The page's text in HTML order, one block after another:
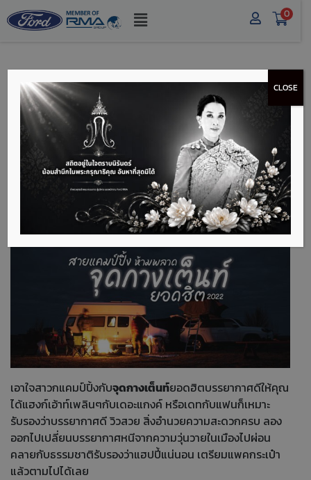
0
6 จุดกางเต็นท์ยอดฮิตที่
สายแคมป์ปิ้งห้ามพลาด
2022
สายแคมป์ปิ้งห้ามพลาดจุดกางเต็นท์ยอดฮิต 2022
เอาใจสาวกแคมป์ปิ้งกับจุดกางเต็นท์ยอดฮิตบรรยากาศดีให้คุณ
ได้แฮงก์เอ้าท์เพลินๆกับเดอะแกงค์ หรือเดทกับแฟนก็เหมาะ
รับรองว่าบรรยากาศดี วิวสวย สิ่งอำนวยความสะดวกครบ ลอง
ออกไปเปลี่ยนบรรยากาศหนีจากความวุ่นวายในเมืองไปผ่อน
คลายกับธรรมชาติรับรองว่าแฮปปี้แน่นอน เตรียมแพคกระเป๋า
แล้วตามไปได้เลย
CLOSE